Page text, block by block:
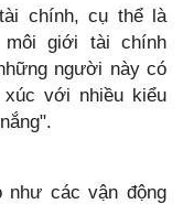
chính, cụ thể là
môi giới tài chính
người này có
với nhiều kiểu
như các vận động